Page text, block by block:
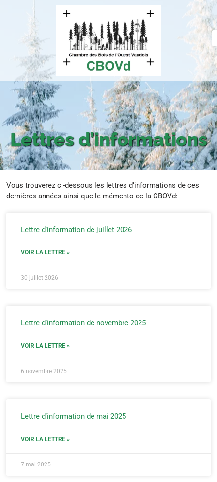
Lettres d’informations
Vous trouverez ci-dessous les lettres d’informations de ces
dernières années ainsi que le mémento de la CBOVd:
Lettre d’information de juillet 2026
VOIR LA LETTRE »
30 juillet 2026
Lettre d’information de novembre 2025
VOIR LA LETTRE »
6 novembre 2025
Lettre d’information de mai 2025
VOIR LA LETTRE »
7 mai 2025